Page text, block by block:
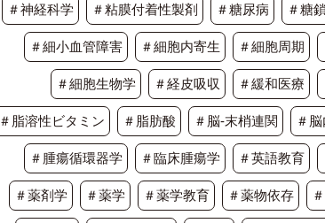
＃神経科学 ＃粘膜付着性製剤 ＃糖尿病 ＃糖
＃細小血管障害 ＃細胞内寄生 ＃細胞周期
＃細胞生物学 ＃経皮吸収 ＃緩和医療
＃脂溶性ビタミン ＃脂肪酸 ＃脳-末梢連関 ＃
＃腫瘍循環器学 ＃臨床腫瘍学 ＃英語教育
＃薬剤学 ＃薬学 ＃薬学教育 ＃薬物依存